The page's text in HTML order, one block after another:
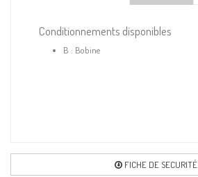
Conditionnements disponibles
B : Bobine
FICHE DE SECURITÉ